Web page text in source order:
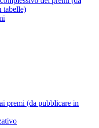
tabelle)
premi (da pubblicare in